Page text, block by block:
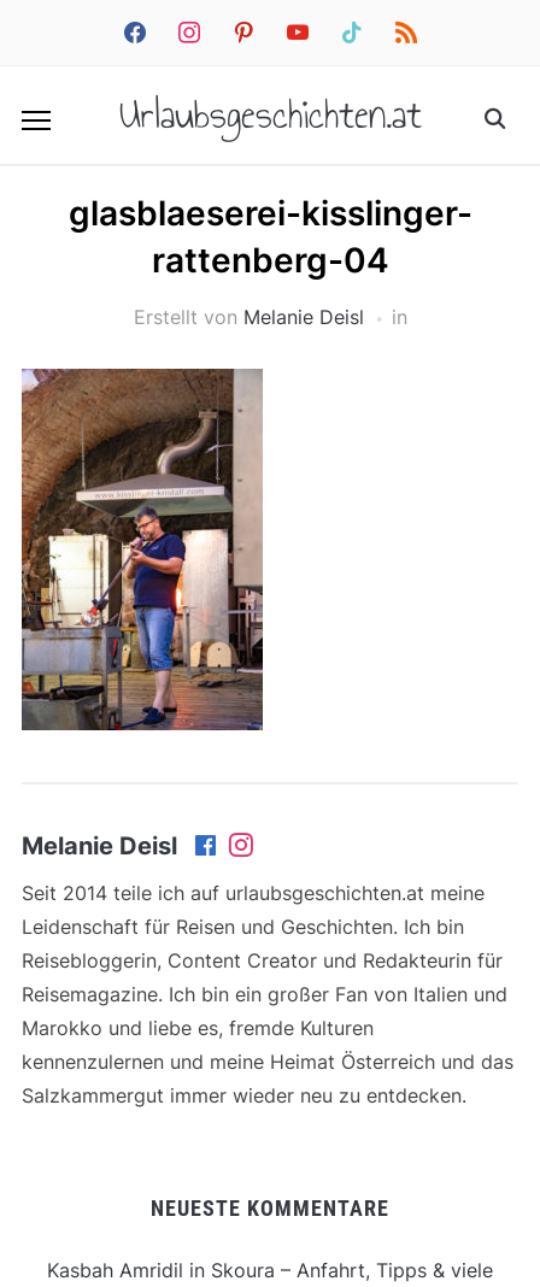
facebookinstagrampinterestyoutube tiktok rss
Urlaubsgeschichten.at
glasblaeserei-kisslinger-
rattenberg-04
Erstellt von Melanie Deisl in
Melanie Deisl
Seit 2014 teile ich auf urlaubsgeschichten.at meine
Leidenschaft für Reisen und Geschichten. Ich bin
Reisebloggerin, Content Creator und Redakteurin für
Reisemagazine. Ich bin ein großer Fan von Italien und
Marokko und liebe es, fremde Kulturen
kennenzulernen und meine Heimat Österreich und das
Salzkammergut immer wieder neu zu entdecken.
NEUESTE KOMMENTARE
Kasbah Amridil in Skoura – Anfahrt, Tipps & viele